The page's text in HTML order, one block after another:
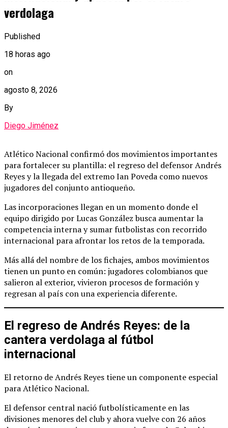
verdolaga
Published
18 horas ago
on
agosto 8, 2026
By
Diego Jiménez
Atlético Nacional confirmó dos movimientos importantes
para fortalecer su plantilla: el regreso del defensor Andrés
Reyes y la llegada del extremo Ian Poveda como nuevos
jugadores del conjunto antioqueño.
Las incorporaciones llegan en un momento donde el
equipo dirigido por Lucas González busca aumentar la
competencia interna y sumar futbolistas con recorrido
internacional para afrontar los retos de la temporada.
Más allá del nombre de los fichajes, ambos movimientos
tienen un punto en común: jugadores colombianos que
salieron al exterior, vivieron procesos de formación y
regresan al país con una experiencia diferente.
El regreso de Andrés Reyes: de la
cantera verdolaga al fútbol
internacional
El retorno de Andrés Reyes tiene un componente especial
para Atlético Nacional.
El defensor central nació futbolísticamente en las
divisiones menores del club y ahora vuelve con 26 años